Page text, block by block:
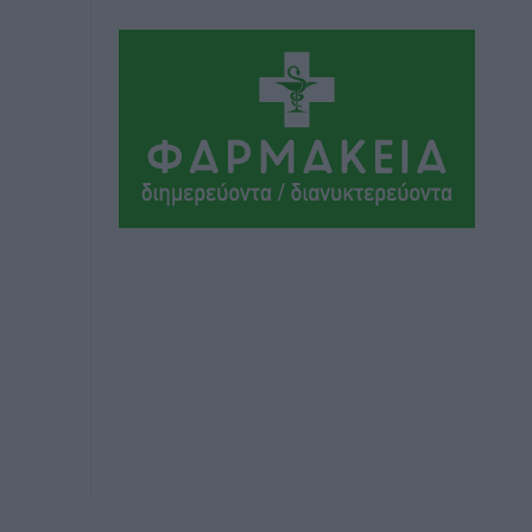
Πρωτάθλημα Καλαθοσφαίρισης
Δικηγορικών Συλλόγων Ελλάδας και
Κύπρου: Η Ρόδος φιλοξένησε με
επιτυχία την 17η διοργάνωση
Αθλητικά• πριν 2 ώρες